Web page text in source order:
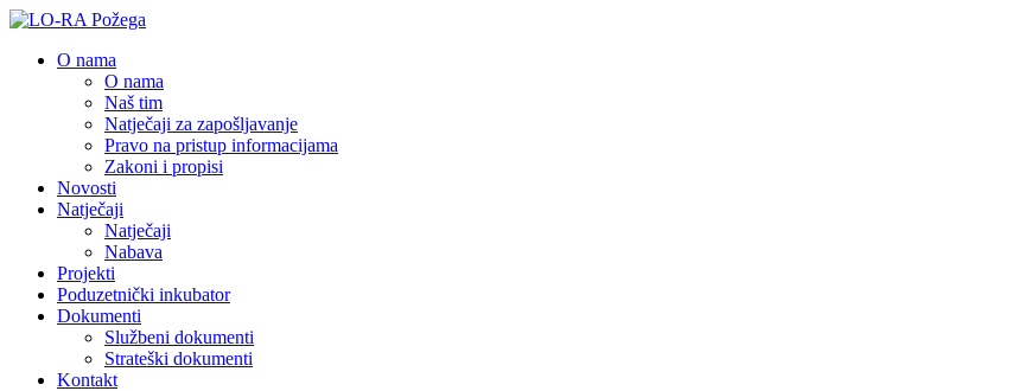
O nama
O nama
Naš tim
Natječaji za zapošljavanje
Pravo na pristup informacijama
Zakoni i propisi
Novosti
Natječaji
Natječaji
Nabava
Projekti
Poduzetnički inkubator
Dokumenti
Službeni dokumenti
Strateški dokumenti
Kontakt